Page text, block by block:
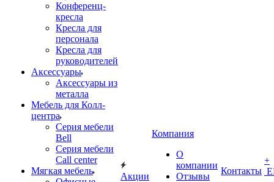
Конференц-
кресла
Кресла для
персонала
Кресла для
руководителей
Аксессуары
Аксессуары из
металла
Мебель для Колл-
центра
Серия мебели
Bell
Серия мебели
Call center
Мягкая мебель
Акции
Компания
О
компании
Отзывы
Контакты
+